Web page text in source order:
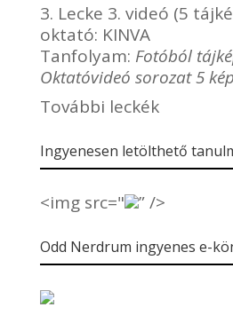
3. Lecke 3. videó (5
oktató: KINVA
Tanfolyam: Fotóból
Oktatóvideó sorozat 5
További leckék
Ingyenesen letölthető
<img src=" ” />
Odd Nerdrum ingyenes e-